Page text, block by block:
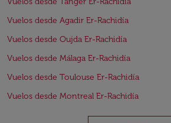
Vuelos desde Agadir Er-Rachidía
Vuelos desde Oujda Er-Rachidía
Vuelos desde Málaga Er-Rachidía
Vuelos desde Toulouse Er-Rachidía
Vuelos desde Montreal Er-Rachidía